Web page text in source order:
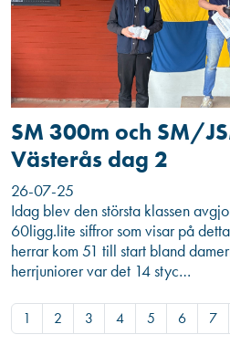
SM 300m och SM/
Västerås dag 2
26-07-25
Idag blev den största klassen
60ligg.lite siffror som visar på
herrar kom 51 till start bland
herrjuniorer var det 14 styc…
1 2 3 4 5 6 7